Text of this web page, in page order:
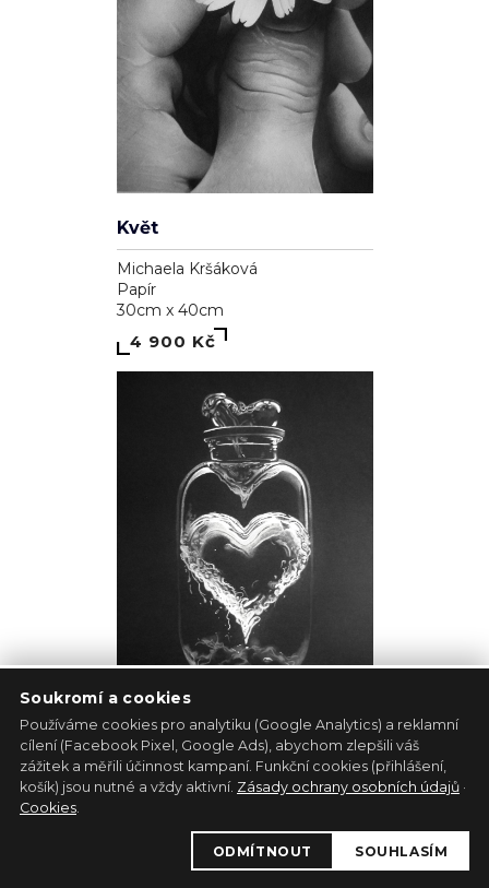
Květ
Michaela Kršáková
Papír
30cm x 40cm
4 900 Kč
Srdce
Michaela Kršáková
30cm x 40cm
3 900 Kč
Soukromí a cookies
Používáme cookies pro analytiku (Google Analytics) a reklamní
cílení (Facebook Pixel, Google Ads), abychom zlepšili váš
zážitek a měřili účinnost kampaní. Funkční cookies (přihlášení,
košík) jsou nutné a vždy aktivní. Zásady ochrany osobních údajů ·
Cookies.
ODMÍTNOUT SOUHLASÍM